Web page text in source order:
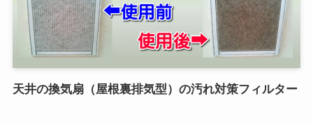
天井の換気扇（屋根裏排気型）の汚れ対策フィルター